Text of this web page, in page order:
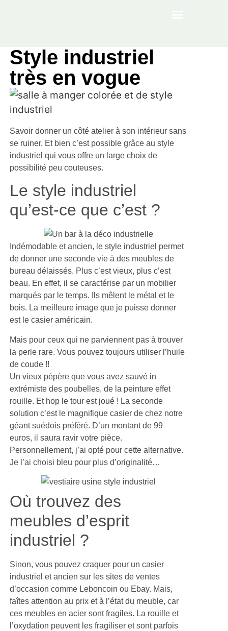
Style industriel
très en vogue
Savoir donner un côté atelier à son intérieur sans
se ruiner. Et bien c’est possible grâce au style
industriel qui vous offre un large choix de
possibilité peu couteuses.
Le style industriel
qu’est-ce que c’est ?
Indémodable et ancien, le style industriel permet
de donner une seconde vie à des meubles de
bureau délaissés. Plus c’est vieux, plus c’est
beau. En effet, il se caractérise par un mobilier
marqués par le temps. Ils mêlent le métal et le
bois. La meilleure image que je puisse donner
est le casier américain.
Mais pour ceux qui ne parviennent pas à trouver
la perle rare. Vous pouvez toujours utiliser l’huile
de coude !!
Un vieux pépère que vous avez sauvé in
extrémiste des poubelles, de la peinture effet
rouille. Et hop le tour est joué ! La seconde
solution c’est le magnifique casier de chez notre
géant suédois préféré. D’un montant de 99
euros, il saura ravir votre pièce.
Personnellement, j’ai opté pour cette alternative.
Je l’ai choisi bleu pour plus d’originalité…
Où trouvez des
meubles d’esprit
industriel ?
Sinon, vous pouvez craquer pour un casier
industriel et ancien sur les sites de ventes
d’occasion comme Leboncoin ou Ebay. Mais,
faîtes attention au prix et à l’état du meuble, car
ces meubles en acier sont fragiles. La rouille et
l’oxydation peuvent les fragiliser et sont parfois